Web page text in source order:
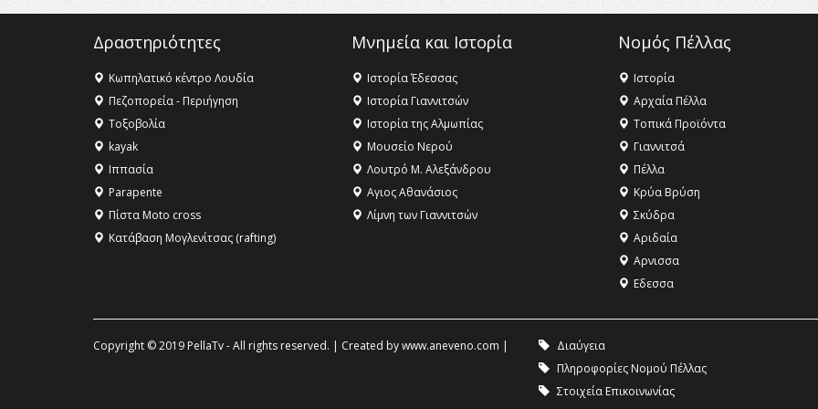
Δραστηριότητες
Κωπηλατικό κέντρο Λουδία
Πεζοπορεία - Περιήγηση
Τοξοβολία
kayak
Ιππασία
Parapente
Πίστα Moto cross
Κατάβαση Μογλενίτσας (rafting)
Μνημεία και Ιστορία
Ιστορία Έδεσσας
Ιστορία Γιαννιτσών
Ιστορία της Αλμωπίας
Μουσείο Νερού
Λουτρό Μ. Αλεξάνδρου
Αγιος Αθανάσιος
Λίμνη των Γιαννιτσών
Νομός Πέλλας
Ιστορία
Αρχαία Πέλλα
Τοπικά Προϊόντα
Γιαννιτσά
Πέλλα
Κρύα Βρύση
Σκύδρα
Αριδαία
Aρνισσα
Eδεσσα
Copyright © 2019 PellaTv - All rights reserved. | Created bywww.aneveno.com | Διαύγεια
Πληροφορίες Νομού Πέλλας
Στοιχεία Επικοινωνίας